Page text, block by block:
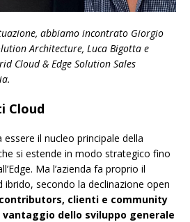
abbiamo incontrato Giorgio
Architecture, Luca Bigotta e
Cloud & Edge Solution Sales
Cloud
il nucleo principale della
si estende in modo strategico fino
Ma l’azienda fa proprio il
secondo la declinazione open
clienti e community
dello sviluppo generale